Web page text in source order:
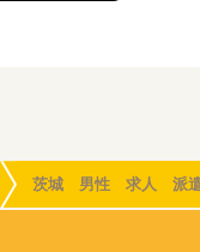
茨城 男性 求人 派遣